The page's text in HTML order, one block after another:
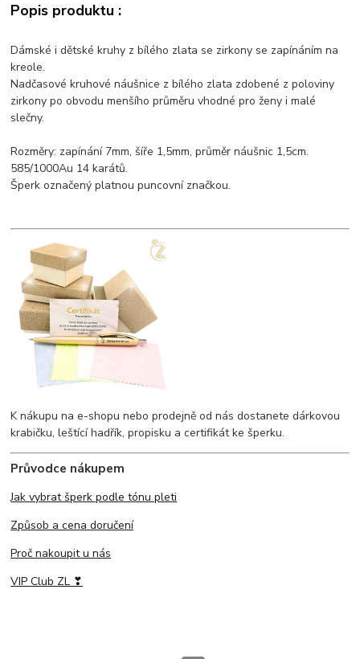
Popis produktu :
Dámské i dětské kruhy z bílého zlata se zirkony se zapínáním na
kreole.
Nadčasové kruhové náušnice z bílého zlata zdobené z poloviny
zirkony po obvodu menšího průměru vhodné pro ženy i malé
slečny.
Rozměry: zapínání 7mm, šíře 1,5mm, průměr náušnic 1,5cm.
585/1000Au 14 karátů.
Šperk označený platnou puncovní značkou.
K nákupu na e-shopu nebo prodejně od nás dostanete dárkovou
krabičku, leštící hadřík, propisku a certifikát ke šperku.
Průvodce nákupem
Jak vybrat šperk podle tónu pleti
Způsob a cena doručení
Proč nakoupit u nás
VIP Club ZL ❣